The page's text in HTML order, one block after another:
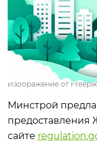
Изображение от Freepik
Минстрой
предоставления
сайте